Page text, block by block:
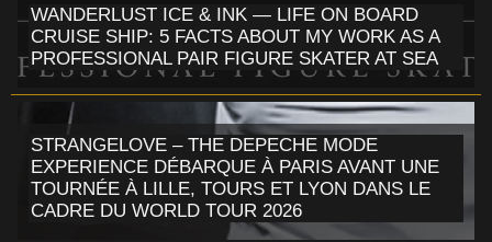
WANDERLUST ICE & INK — LIFE ON BOARD
CRUISE SHIP: 5 FACTS ABOUT MY WORK AS A
PROFESSIONAL PAIR FIGURE SKATER AT SEA
STRANGELOVE – THE DEPECHE MODE
EXPERIENCE DÉBARQUE À PARIS AVANT UNE
TOURNÉE À LILLE, TOURS ET LYON DANS LE
CADRE DU WORLD TOUR 2026